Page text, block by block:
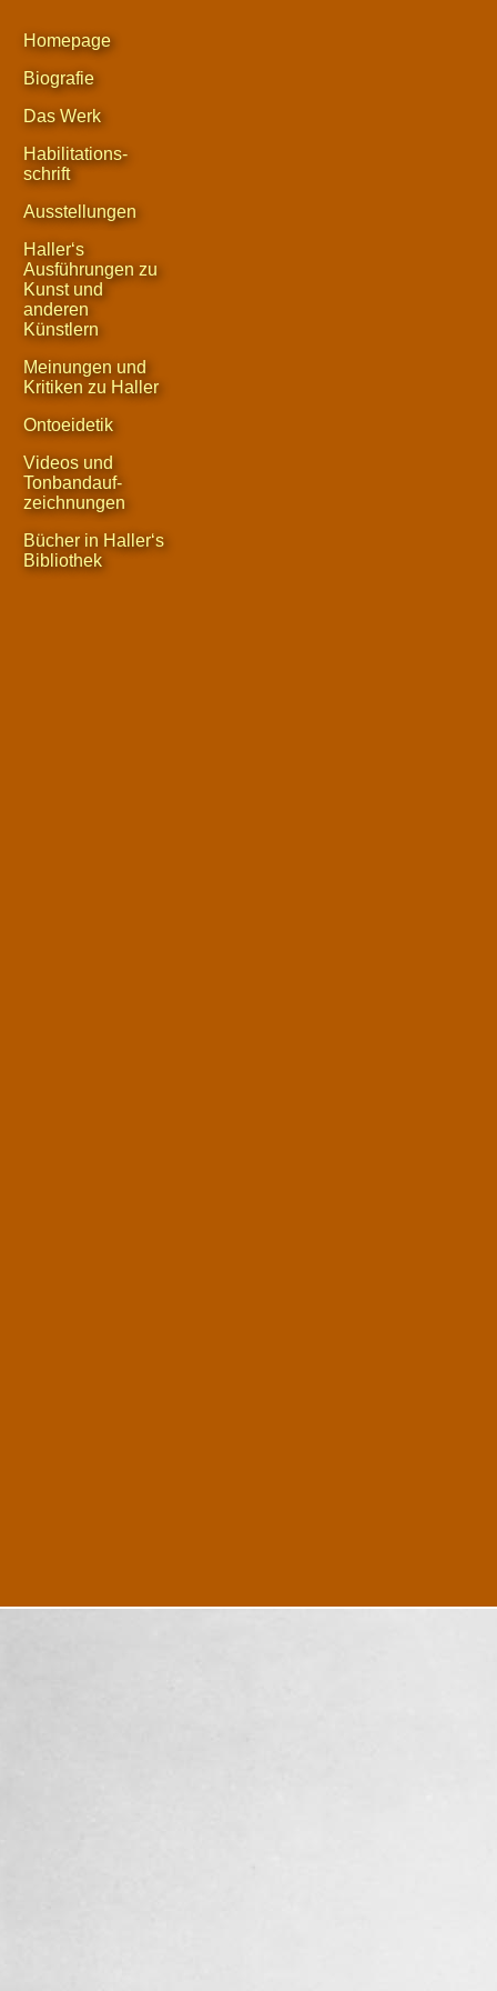
Homepage
Biografie
Das Werk
Habilitations-
schrift
Ausstellungen
Haller‘s
Ausführungen zu
Kunst und
anderen
Künstlern
Meinungen und
Kritiken zu Haller
Ontoeidetik
Videos und
Tonbandauf-
zeichnungen
Bücher in Haller‘s
Bibliothek